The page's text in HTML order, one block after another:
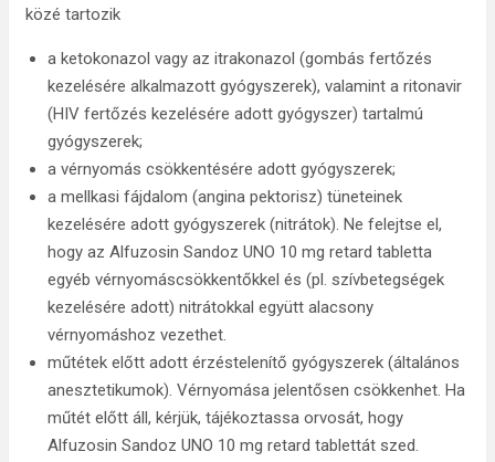
közé tartozik
a ketokonazol vagy az itrakonazol (gombás fertőzés
kezelésére alkalmazott gyógyszerek), valamint a ritonavir
(HIV fertőzés kezelésére adott gyógyszer) tartalmú
gyógyszerek;
a vérnyomás csökkentésére adott gyógyszerek;
a mellkasi fájdalom (angina pektorisz) tüneteinek
kezelésére adott gyógyszerek (nitrátok). Ne felejtse el,
hogy az Alfuzosin Sandoz UNO 10 mg retard tabletta
egyéb vérnyomáscsökkentőkkel és (pl. szívbetegségek
kezelésére adott) nitrátokkal együtt alacsony
vérnyomáshoz vezethet.
műtétek előtt adott érzéstelenítő gyógyszerek (általános
anesztetikumok). Vérnyomása jelentősen csökkenhet. Ha
műtét előtt áll, kérjük, tájékoztassa orvosát, hogy
Alfuzosin Sandoz UNO 10 mg retard tablettát szed.